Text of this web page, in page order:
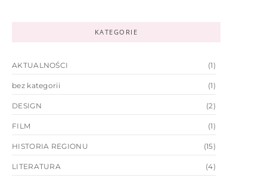
KATEGORIE
AKTUALNOŚCI (1)
bez kategorii (1)
DESIGN (2)
FILM (1)
HISTORIA REGIONU (15)
LITERATURA (4)